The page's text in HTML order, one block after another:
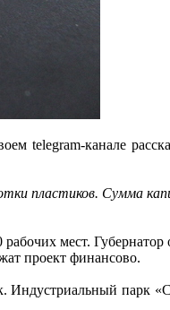
telegram-канале
пластиков. Сумма
мест. Губернатор
проект финансово.
Индустриальный парк